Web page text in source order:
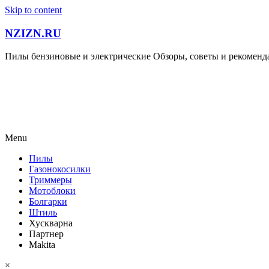
Skip to content
NZIZN.RU
Пилы бензиновые и электрические Обзоры, советы и
Menu
Пилы
Газонокосилки
Триммеры
Мотоблоки
Болгарки
Штиль
Хускварна
Партнер
Makita
×